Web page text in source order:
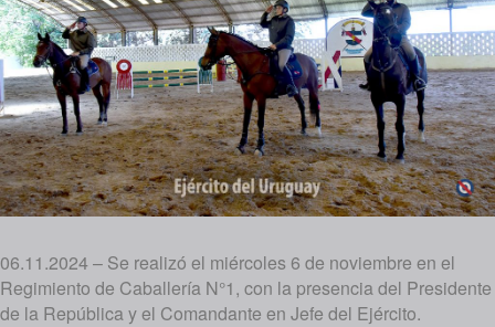
06.11.2024 – Se realizó el miércoles 6 de noviembre en el
Regimiento de Caballería N°1, con la presencia del Presidente
de la República y el Comandante en Jefe del Ejército.